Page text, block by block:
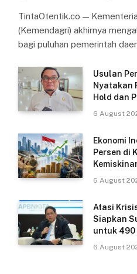
TintaOtentik.co —
(Kemendagri) akhirnya
bagi puluhan pemerintah
Usulan
Nyatakan
Hold dan
6 August
Ekonomi
Persen di
6 August
Atasi
Siapkan
untuk 490
6 August